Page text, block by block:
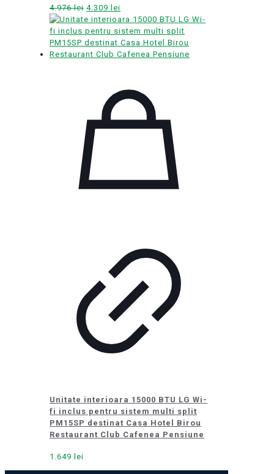
4.976lei Prețul
inițial
a
fost:
4.976 lei.
4.309 lei
curent
este:
4.309 lei.
Unitate interioara 15000 BTU LG Wi-
fi inclus pentru sistem multi split
PM15SP destinat Casa Hotel Birou
Restaurant Club Cafenea Pensiune
1.649 lei